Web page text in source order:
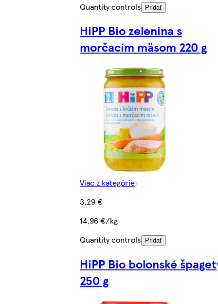
Quantity controls
Pridať
HiPP Bio zelenina s
morčacím mäsom 220 g
Viac z kategórie
3,29 €
14,96 €/kg
Quantity controls
Pridať
HiPP Bio bolonské
250 g